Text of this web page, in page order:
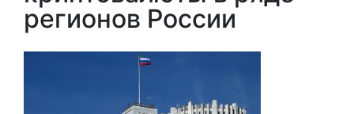
регионов России